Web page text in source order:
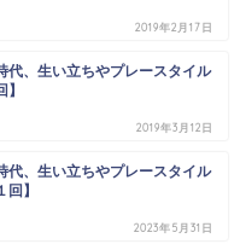
2019年2月17日
代、生い立ちやプレースタイル
2019年3月12日
代、生い立ちやプレースタイル
】
2023年5月31日